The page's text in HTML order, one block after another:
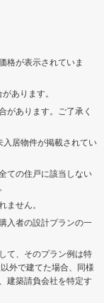
格が表示されていま
あります。
があります。ご了承く
入居物件が掲載されてい
ての住戸に該当しない
ません。
入者の設計プランの一
て、そのプラン例は特
外で建てた場合、同様
建築請負会社を特定す